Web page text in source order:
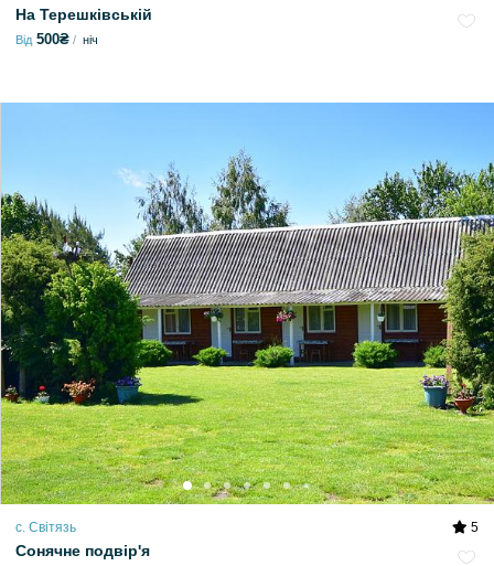
На Терешківській
Від 500₴ ніч
с. Світязь 5
Сонячне подвір'я